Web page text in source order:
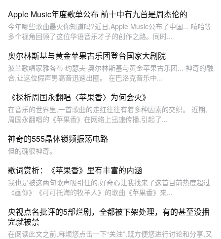
Apple Music年度歌单公布 前十中有九首是周杰伦的
今年哪些歌曲最火你知道吗?近日,Apple Music公布了中国... 嘻哈等
多个视角回顾了这位华语音乐才子的创作之路。同时...
奥尔林斯基与黄金苹果古乐团登台国家大剧院
波兰歌唱家雅各布·约瑟夫·奥尔林斯基与黄金苹果古乐团... 神奇的融
合,让这位假声男高音迅速出圈。 在巴洛克音乐中...
《探析周国永翻唱〈苹果香〉为何会火》
在音乐的世界里,一首歌曲的走红往往有着多种因素的交织。 近期,
周国永翻唱的《苹果香》在网络上迅速传播,引起了...
神奇的555晶体锁频振荡电路
但的确很神奇。
歌词赏析：《苹果香》里有丰富的内涵
我也是被这两句歌声吸引住的,好奇心让我找来了这首目前热度超过
《画你》《可可托海的牧羊人》的歌曲《苹果香》来...
央视点名批评的5部烂剧，全都被下架处理，有的甚至没播
完就被禁
在阅读此文之前,麻烦您点击一下“关注”,既方便您进行讨论和分享,又